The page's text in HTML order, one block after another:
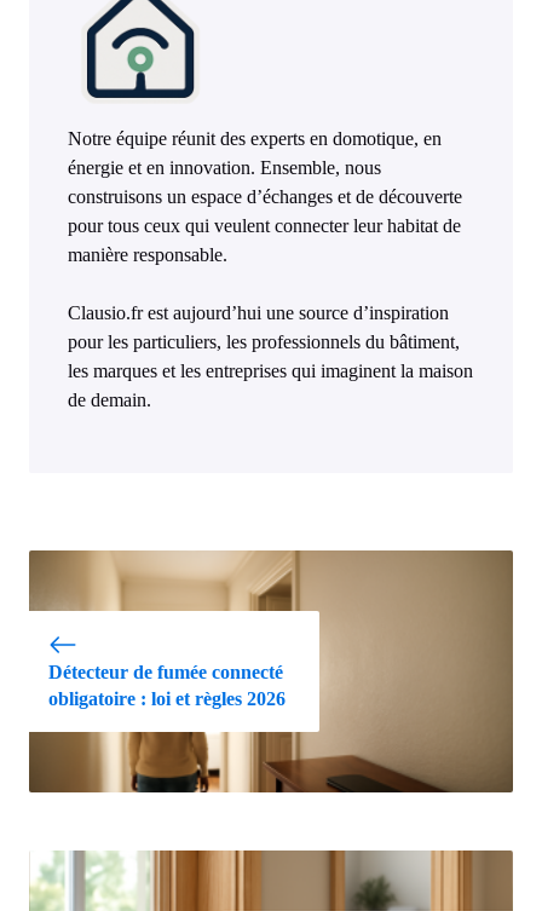
Notre équipe réunit des experts en domotique, en
énergie et en innovation. Ensemble, nous
construisons un espace d’échanges et de découverte
pour tous ceux qui veulent connecter leur habitat de
manière responsable.
Clausio.fr est aujourd’hui une source d’inspiration
pour les particuliers, les professionnels du bâtiment,
les marques et les entreprises qui imaginent la maison
de demain.
Détecteur de fumée connecté
obligatoire : loi et règles 2026